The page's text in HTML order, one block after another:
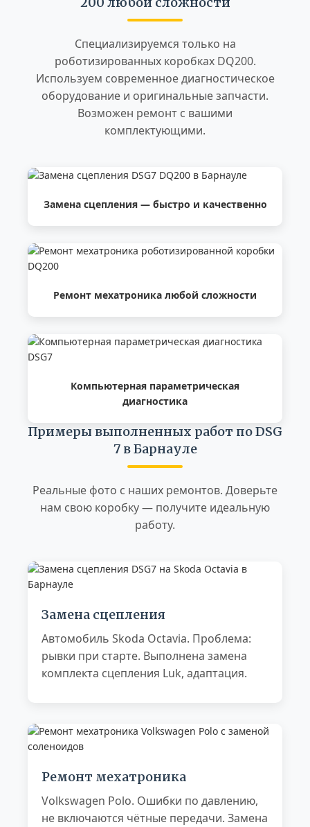
Специализируемся только на
роботизированных коробках DQ200.
Используем современное диагностическое
оборудование и оригинальные запчасти.
Возможен ремонт с вашими
комплектующими.
Замена сцепления — быстро и качественно
Ремонт мехатроника любой сложности
Компьютерная параметрическая
диагностика
Примеры выполненных работ по DSG
7 в Барнауле
Реальные фото с наших ремонтов. Доверьте
нам свою коробку — получите идеальную
работу.
Замена сцепления
Автомобиль Skoda Octavia. Проблема:
рывки при старте. Выполнена замена
комплекта сцепления Luk, адаптация.
Ремонт мехатроника
Volkswagen Polo. Ошибки по давлению,
не включаются чётные передачи. Замена